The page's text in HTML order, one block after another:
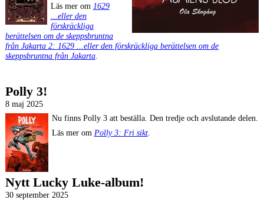
Läs mer om 1629
...eller den
förskräckliga
berättelsen om de skeppsbruntna
från Jakarta 2: 1629 ...eller den förskräckliga berättelsen om de
skeppsbruntna från Jakarta.
Polly 3!
8 maj 2025
Nu finns Polly 3 att beställa. Den tredje och avslutande delen.
Läs mer om Polly 3: Fri sikt.
Nytt Lucky Luke-album!
30 september 2025